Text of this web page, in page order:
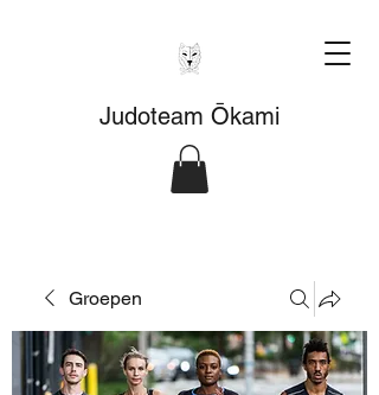
Judoteam Ōkami
Groepen